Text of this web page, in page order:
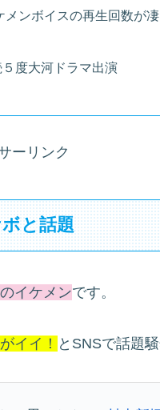
メンボイスの再生回数が凄
度大河ドラマ出演
ーリンク
と話題
イケメンです。
イイ！ とSNSで話題騒